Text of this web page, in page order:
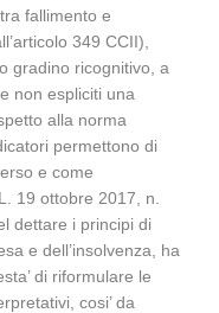
fallimento e
349 CCII),
gradino ricognitivo, a
non espliciti una
alla norma
permettono di
e come
19 ottobre 2017, n.
dettare i principi di
e dell’insolvenza, ha
di riformulare le
cosi’ da